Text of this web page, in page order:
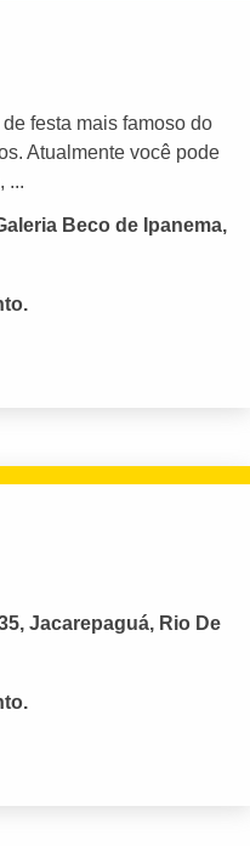
festa mais famoso do
Atualmente você pode
...
Beco de Ipanema,
Jacarepaguá, Rio De